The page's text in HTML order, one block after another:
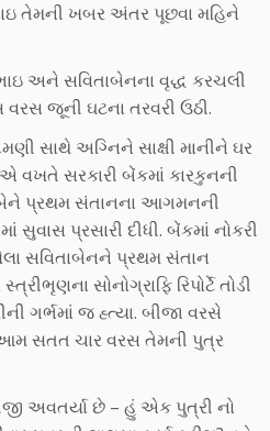
તેમની ખબર અંતર પૂછવા મહિને
અને સવિતાબેનના વૃદ્ધ કરચલી
વરસ જૂની ઘટના તરવરી ઉઠી.
સાથે અગ્નિને સાક્ષી માનીને ઘર
એ વખતે સરકારી બેંકમાં કારકુનની
પ્રથમ સંતાનના આગમનની
પ્રસારી દીધી. બેંકમાં નોકરી
સવિતાબેનને પ્રથમ સંતાન
સોનોગ્રાફિ રિપોર્ટે તોડી
ગર્ભમાં જ હ્ત્યા. બીજા વરસે
સતત ચાર વરસ તેમની પુત્ર
અવતર્યા છે – હું એક પુત્રી નો